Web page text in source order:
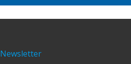
Newsletter